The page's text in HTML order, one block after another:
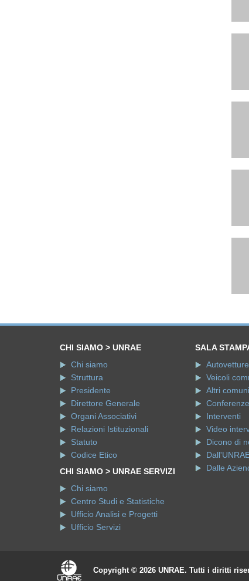
CHI SIAMO > UNRAE
Chi siamo
Struttura
Presidente
Direttore Generale
Organi Associativi
Relazioni Istituzionali
Statuto
Codice Etico
CHI SIAMO > UNRAE SERVIZI
Chi siamo
Centro Studi e Statistiche
Ufficio Analisi e Progetti
Ufficio Servizi
SALA
Autovetture
Veicoli
Altri
Interventi
Video
Dicono di
Dalle
Copyright © 2026 UNRAE. Tutti i diritti